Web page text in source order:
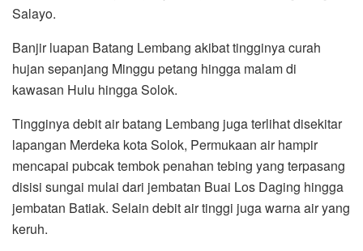
Salayo.
Banjir luapan Batang Lembang akibat tingginya curah
hujan sepanjang Minggu petang hingga malam di
kawasan Hulu hingga Solok.
Tingginya debit air batang Lembang juga terlihat disekitar
lapangan Merdeka kota Solok, Permukaan air hampir
mencapai pubcak tembok penahan tebing yang terpasang
disisi sungai mulai dari jembatan Buai Los Daging hingga
jembatan Batiak. Selain debit air tinggi juga warna air yang
keruh.